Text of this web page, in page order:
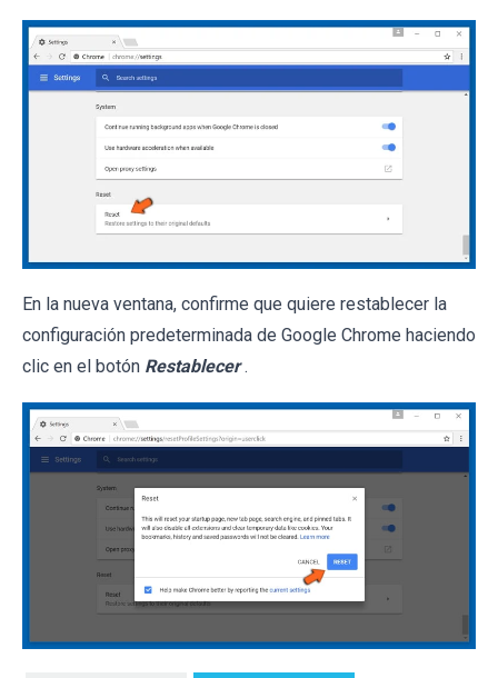
En la nueva ventana, confirme que quiere restablecer la
configuración predeterminada de Google Chrome haciendo
clic en el botón Restablecer .